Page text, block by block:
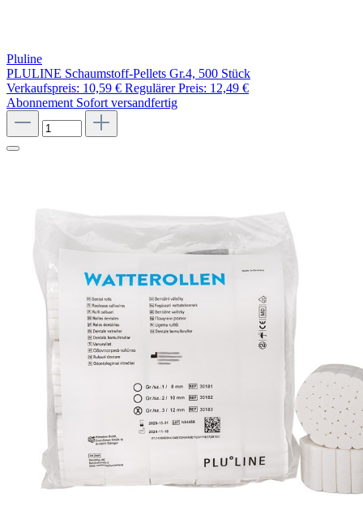
Pluline
PLULINE Schaumstoff-Pellets Gr.4, 500 Stück
Verkaufspreis: 10,59 € Regulärer Preis: 12,49 €
Abonnement Sofort versandfertig